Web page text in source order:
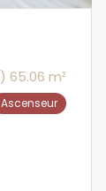
Appartement 3 pièce(s) 2 chambre(s) 65.06 m²
Ascenseur